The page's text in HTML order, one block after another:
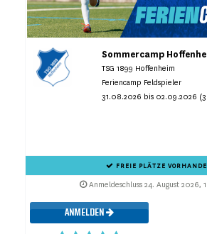
Sommercamp
TSG 1899 Hoffenheim
Feriencamp Feldspieler
31.08.2026 bis 02.09.2026 (3
FREIE PLÄTZE
Anmeldeschluss 24. August 2026,
ANMELDEN